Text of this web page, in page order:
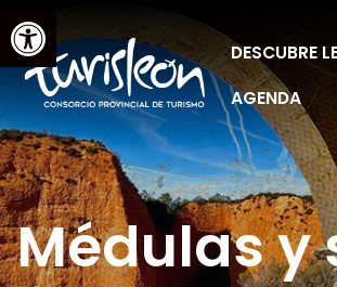
DESCUBRE
AGENDA
Médulas y
Abrir barra de